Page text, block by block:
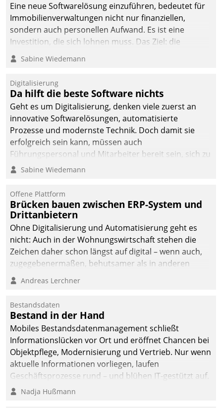
Eine neue Softwarelösung einzuführen, bedeutet für
Immobilienverwaltungen nicht nur finanziellen,
sondern auch personellen Aufwand. Es ist eine
Investition, die sich lohnen muss. Das Ziel: die
nachhaltige Optimierung der Geschäftsabläufe. Damit
dieses Ziel erreicht wird, sollten einige Grundregeln
Sabine Wiedemann
Digitalisierung
Da hilft die beste Software nichts
Geht es um Digitalisierung, denken viele zuerst an
innovative Softwarelösungen, automatisierte
Prozesse und modernste Technik. Doch damit sie
erfolgreich sein kann, müssen auch
Führungspersonal und Mitarbeiter bereit sein, sich zu
verändern und anzupassen, sonst werden sie an ihr
Sabine Wiedemann
Offene Plattform
Brücken bauen zwischen ERP-System und
Drittanbietern
Ohne Digitalisierung und Automatisierung geht es
nicht: Auch in der Wohnungswirtschaft stehen die
Zeichen daher schon längst auf digital – wenn auch,
zugegebenermaßen, behutsamer als in anderen
Branchen.
Andreas Lerchner
Bestandsdaten
Bestand in der Hand
Mobiles Bestandsdatenmanagement schließt
Informationslücken vor Ort und eröffnet Chancen bei
Objektpflege, Modernisierung und Vertrieb. Nur wenn
aktuelle Informationen vorliegen, laufen
Geschäftsprozesse rund – und blühen IT-gestützt auf.
Nadja Hußmann